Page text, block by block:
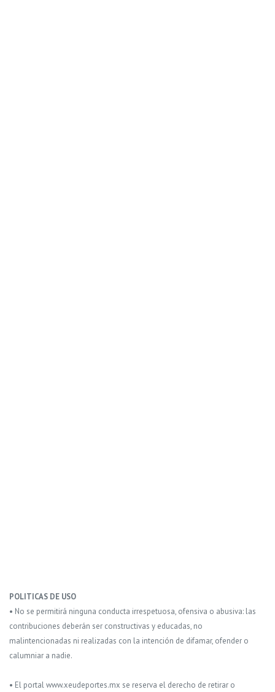
POLITICAS DE USO
• No se permitirá ninguna conducta irrespetuosa, ofensiva o abusiva: las
contribuciones deberán ser constructivas y educadas, no
malintencionadas ni realizadas con la intención de difamar, ofender o
calumniar a nadie.
• El portal www.xeudeportes.mx se reserva el derecho de retirar o